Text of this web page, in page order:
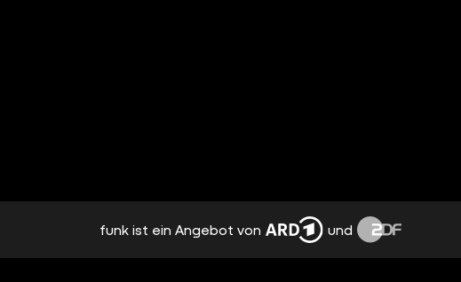
funk ist ein Angebot von und